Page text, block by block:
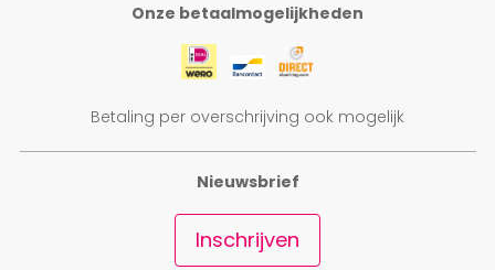
Onze betaalmogelijkheden
Betaling per overschrijving ook mogelijk
Nieuwsbrief
Inschrijven